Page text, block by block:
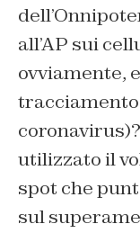
all’AP sui
ovviamente,
utilizzato il
spot che
sul